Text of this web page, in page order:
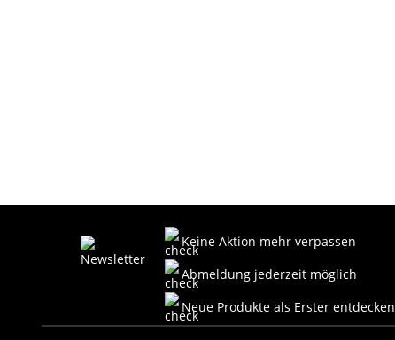
Keine Aktion mehr verpassen
Abmeldung jederzeit möglich
Neue Produkte als Erster entdecken